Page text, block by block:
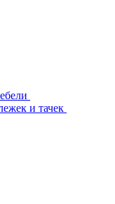
и тачек